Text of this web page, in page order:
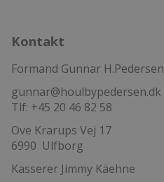
Kontakt
Formand Gunnar H.Pedersen
gunnar@houlbypedersen.dk
Tlf: +45 20 46 82 58
Ove Krarups Vej 17
6990 Ulfborg
Kasserer Jimmy Käehne